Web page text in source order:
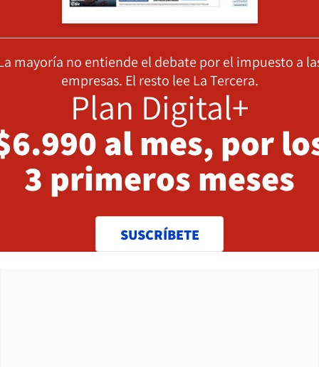
mayoría no entiende el debate por el impuesto a
empresas. El resto lee La Tercera.
Plan Digital+
al mes, por
3 primeros meses
SUSCRÍBETE